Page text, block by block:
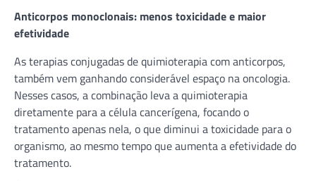
Anticorpos monoclonais: menos toxicidade e maior
efetividade
As terapias conjugadas de quimioterapia com anticorpos,
também vem ganhando considerável espaço na oncologia.
Nesses casos, a combinação leva a quimioterapia
diretamente para a célula cancerígena, focando o
tratamento apenas nela, o que diminui a toxicidade para o
organismo, ao mesmo tempo que aumenta a efetividade do
tratamento.